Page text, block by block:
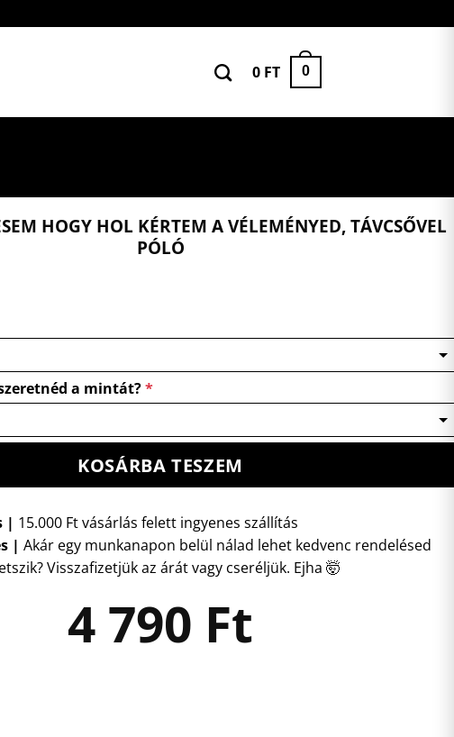
0 FT 0
HOGY HOL KÉRTEM A VÉLEMÉNYED, TÁVCSŐVEL
PÓLÓ
a mintát?*
KOSÁRBA TESZEM
| 15.000 Ft vásárlás felett ingyenes szállítás
| Akár egy munkanapon belül nálad lehet kedvenc rendelésed
Visszafizetjük az árát vagy cseréljük. Ejha 🤯
4 790 Ft